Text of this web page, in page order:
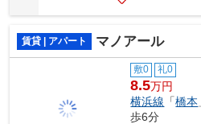
賃貸 | アパート マノアール
敷0 礼0
8.5万円
横浜線 「橋本
歩6分